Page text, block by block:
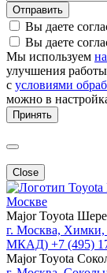
Отправить
Вы даете
Вы даете
Мы используем
улучшения работы
с условиями
можно в
Принять
Close
Москве
Major Toyota
г. Москва, Химки,
МКАД) +7 (495)
Major Toyota